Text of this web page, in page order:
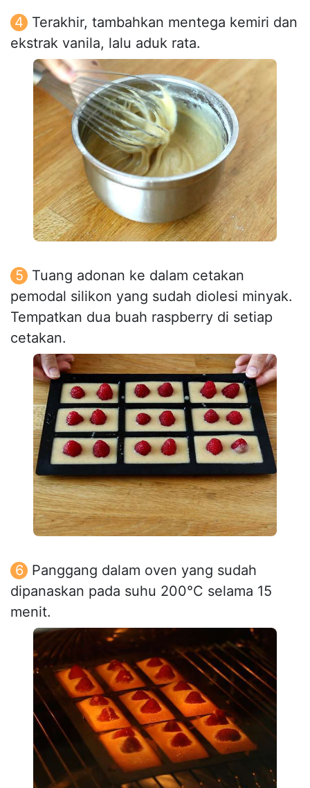
Terakhir, tambahkan mentega kemiri dan
ekstrak vanila, lalu aduk rata.
Tuang adonan ke dalam cetakan
pemodal silikon yang sudah diolesi minyak.
Tempatkan dua buah raspberry di setiap
cetakan.
Panggang dalam oven yang sudah
dipanaskan pada suhu 200°C selama 15
menit.